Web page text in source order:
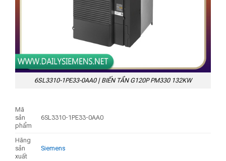
6SL3310-1PE33-0AA0 | BIẾN TẦN G120P PM330 132KW
Mã
sản
phẩm
6SL3310-1PE33-0AA0
Hãng
sản
xuất
Siemens